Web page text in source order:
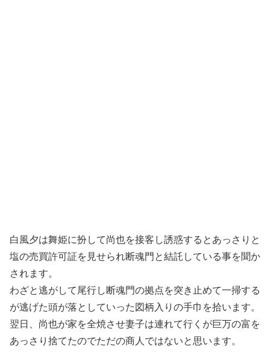
白風夕は舞姫に扮して尚也を接客し誘惑するとあっさりと
塩の売買許可証を見せられ断魂門と結託している事を聞か
されます。
わざと逃がして尾行し断魂門の拠点を突き止めて一掃する
が逃げた頭が落としていった図柄入りの手巾を拾います。
翌日、尚也が家を全焼させ妻子は連れて行くが巨万の富を
あっさり捨てたのでただの商人ではないと思います。